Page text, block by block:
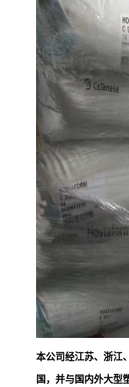
本公司经江苏、浙江
国，并与国内外大型